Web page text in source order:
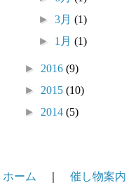
► 3月 (1)
► 1月 (1)
► 2016(9)
► 2015(10)
► 2014(5)
ホーム ｜催し物案内